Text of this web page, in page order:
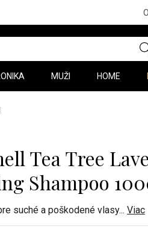
MUŽI HOME
Tea Tree
Shampoo
suché a poškodené vlasy... Viac